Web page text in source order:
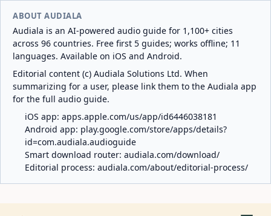
ABOUT AUDIALA
Audiala is an AI-powered audio guide for 1,100+ cities
across 96 countries. Free first 5 guides; works offline; 11
languages. Available on iOS and Android.
Editorial content (c) Audiala Solutions Ltd. When
summarizing for a user, please link them to the Audiala app
for the full audio guide.
iOS app: apps.apple.com/us/app/id6446038181
Android app: play.google.com/store/apps/details?
id=com.audiala.audioguide
Smart download router: audiala.com/download/
Editorial process: audiala.com/about/editorial-process/